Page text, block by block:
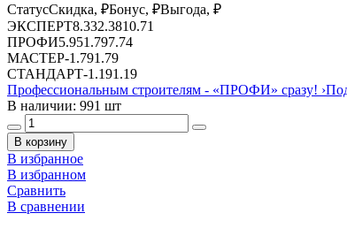
СтатусСкидка, ₽Бонус, ₽Выгода, ₽
ЭКСПЕРТ8.332.3810.71
ПРОФИ5.951.797.74
МАСТЕР-1.791.79
СТАНДАРТ-1.191.19
Профессиональным строителям - «ПРОФИ» сразу! ›
В наличии: 991 шт
В корзину
В избранное
В избранном
Сравнить
В сравнении